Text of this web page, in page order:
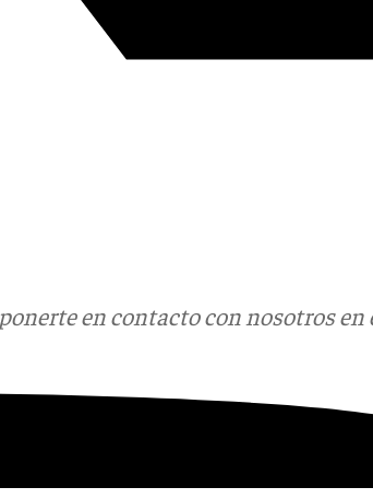
en contacto con nosotros en